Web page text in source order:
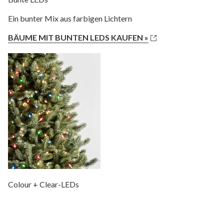
Ein bunter Mix aus farbigen Lichtern
BÄUME MIT BUNTEN LEDS KAUFEN »
Colour + Clear-LEDs